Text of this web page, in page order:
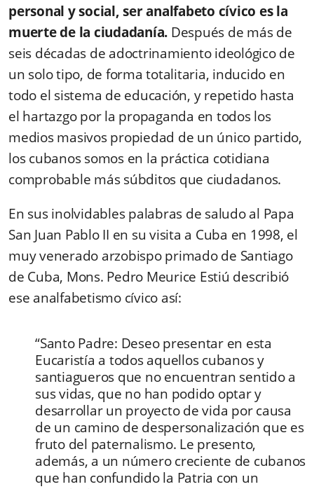
personal y social, ser analfabeto cívico es la
muerte de la ciudadanía. Después de más de
seis décadas de adoctrinamiento ideológico de
un solo tipo, de forma totalitaria, inducido en
todo el sistema de educación, y repetido hasta
el hartazgo por la propaganda en todos los
medios masivos propiedad de un único partido,
los cubanos somos en la práctica cotidiana
comprobable más súbditos que ciudadanos.
En sus inolvidables palabras de saludo al Papa
San Juan Pablo II en su visita a Cuba en 1998, el
muy venerado arzobispo primado de Santiago
de Cuba, Mons. Pedro Meurice Estiú describió
ese analfabetismo cívico así:
“Santo Padre: Deseo presentar en esta
Eucaristía a todos aquellos cubanos y
santiagueros que no encuentran sentido a
sus vidas, que no han podido optar y
desarrollar un proyecto de vida por causa
de un camino de despersonalización que es
fruto del paternalismo. Le presento,
además, a un número creciente de cubanos
que han confundido la Patria con un